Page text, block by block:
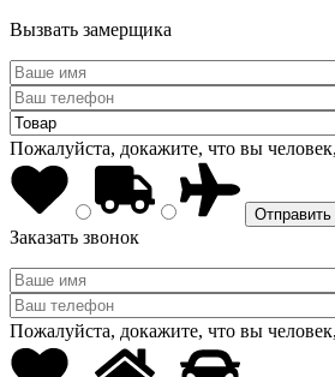
Вызвать замерщика
Пожалуйста, докажите, что вы
Заказать звонок
Пожалуйста, докажите, что вы